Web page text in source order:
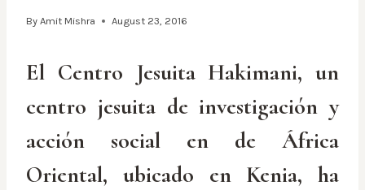
By Amit Mishra August 23, 2016
El Centro Jesuita Hakimani, un
centro jesuita de investigación y
acción social en de África
Oriental, ubicado en Kenia, ha